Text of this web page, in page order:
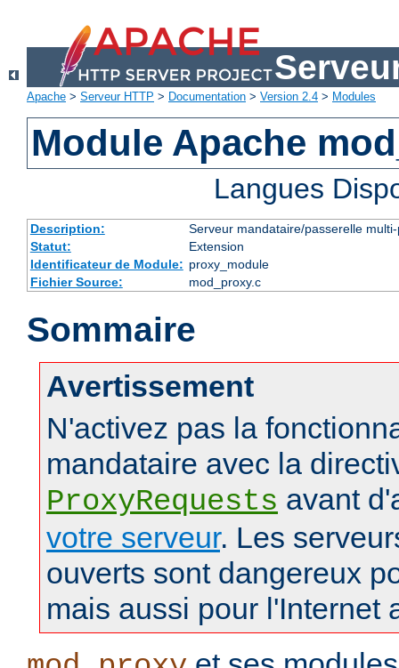
Apache > Serveur HTTP > Documentation > Version 2.4 > Modules
Module Apache
Langues
Description:
Serveur mandataire/passerelle
Statut:
Extension
Identificateur de Module: proxy_module
Fichier Source:
mod_proxy.c
Sommaire
Avertissement
N'activez pas la
mandataire avec la
ProxyRequests avant
votre serveur. Les
ouverts sont dangereux
mais aussi pour l'Internet